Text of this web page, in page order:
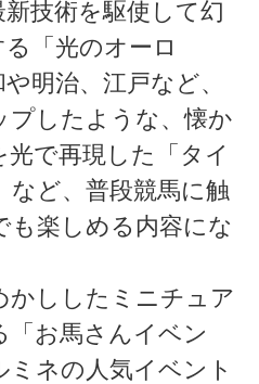
新技術を駆使して幻
「光のオーロ
明治、江戸など、
プしたような、懐か
で再現した「タイ
など、普段競馬に触
楽しめる内容にな
かししたミニチュア
「お馬さんイベン
ミネの人気イベント